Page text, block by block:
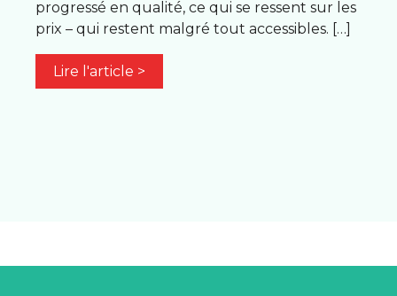
progressé en qualité, ce qui se ressent sur les
prix – qui restent malgré tout accessibles. […]
Lire l'article >